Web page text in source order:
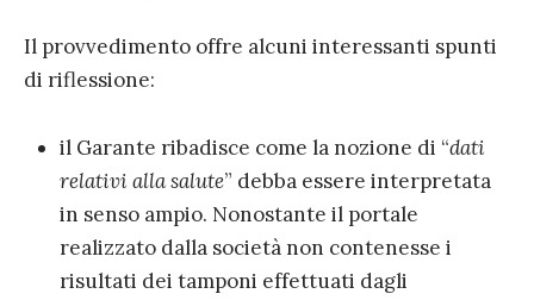
Il provvedimento offre alcuni interessanti spunti
di riflessione:
il Garante ribadisce come la nozione di “dati
relativi alla salute” debba essere interpretata
in senso ampio. Nonostante il portale
realizzato dalla società non contenesse i
risultati dei tamponi effettuati dagli